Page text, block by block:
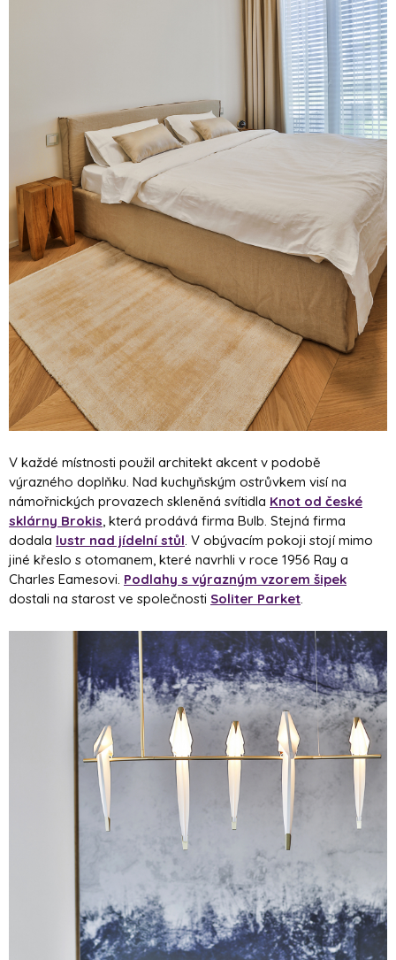
V každé místnosti použil architekt akcent v podobě
výrazného doplňku. Nad kuchyňským ostrůvkem visí na
námořnických provazech skleněná svítidla Knot od české
sklárny Brokis, která prodává firma Bulb. Stejná firma
dodala lustr nad jídelní stůl. V obývacím pokoji stojí mimo
jiné křeslo s otomanem, které navrhli v roce 1956 Ray a
Charles Eamesovi. Podlahy s výrazným vzorem šipek
dostali na starost ve společnosti Soliter Parket.